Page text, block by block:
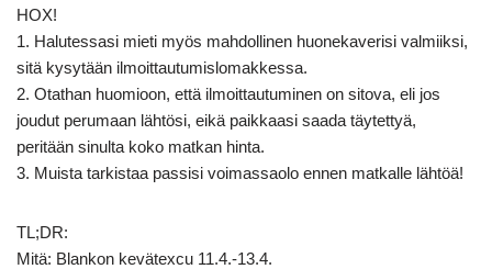
HOX!
1. Halutessasi mieti myös mahdollinen huonekaverisi valmiiksi,
sitä kysytään ilmoittautumislomakkessa.
2. Otathan huomioon, että ilmoittautuminen on sitova, eli jos
joudut perumaan lähtösi, eikä paikkaasi saada täytettyä,
peritään sinulta koko matkan hinta.
3. Muista tarkistaa passisi voimassaolo ennen matkalle lähtöä!
TL;DR:
Mitä: Blankon kevätexcu 11.4.-13.4.